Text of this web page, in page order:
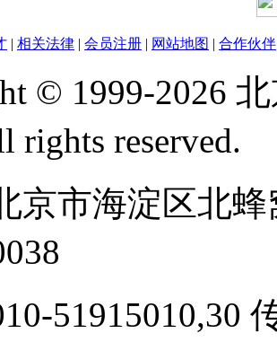
| 相关法律 | 会员注册 | 网站地图 | 合作伙伴
© 1999-2026
rights reserved.
京市海淀区北
51915010,30